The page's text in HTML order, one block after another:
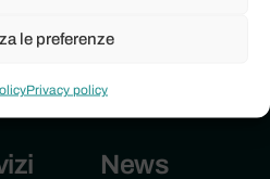
le preferenze
Privacy policy
– è ben delimitato, si […]
News